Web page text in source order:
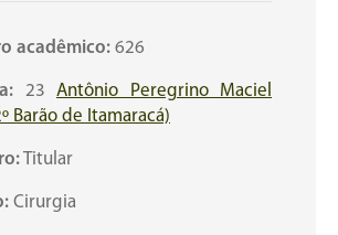
acadêmico: 626
23 Antônio Peregrino Maciel
Barão de Itamaracá)
Titular
Cirurgia